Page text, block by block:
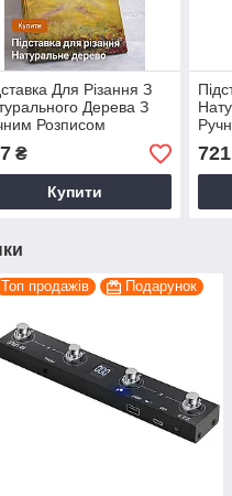
Для Різання З
Дерева З
Розписом
₴
Купити
721
Топ продажів Подарунок